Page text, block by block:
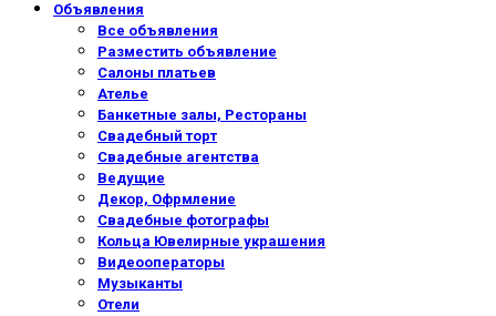
Объявления
Все объявления
Разместить объявление
Салоны платьев
Ателье
Банкетные залы, Рестораны
Свадебный торт
Свадебные агентства
Ведущие
Декор, Офрмление
Свадебные фотографы
Кольца Ювелирные украшения
Видеооператоры
Музыканты
Отели